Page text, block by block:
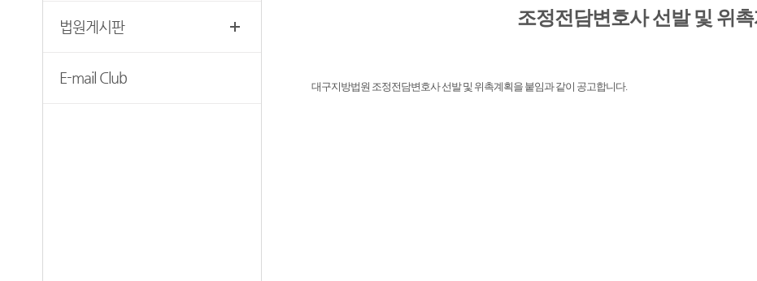
법원게시판
E-mail Club
조정전담변호사 선발 및 위
대구지방법원 조정전담변호사 선발 및 위촉계획을 붙임과 같이 공고합니다.